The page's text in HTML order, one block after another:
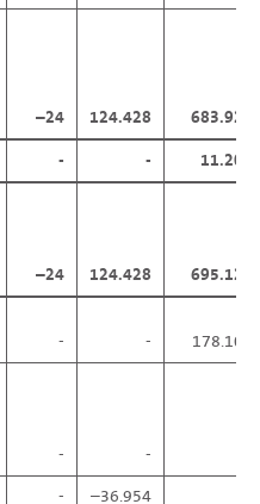
–24 124.428
683.924
- -
11.204
–24 124.428
695.128
- -
178.103
- -
- –36.954